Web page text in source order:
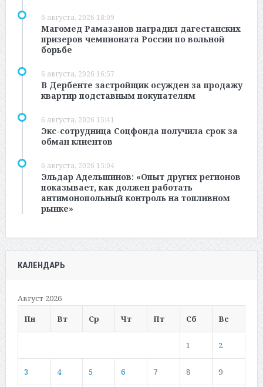
6 августа, 2026 18:09
Магомед Рамазанов наградил дагестанских
призеров чемпионата России по вольной
борьбе
6 августа, 2026 16:57
В Дербенте застройщик осужден за продажу
квартир подставным покупателям
6 августа, 2026 15:41
Экс-сотрудница Соцфонда получила срок за
обман клиентов
6 августа, 2026 15:04
Эльдар Адельшинов: «Опыт других регионов
показывает, как должен работать
антимонопольный контроль на топливном
рынке»
КАЛЕНДАРЬ
Август 2026
Пн
Вт Ср Чт Пт Сб Вс
1 2
3 4 5 6 7 8 9